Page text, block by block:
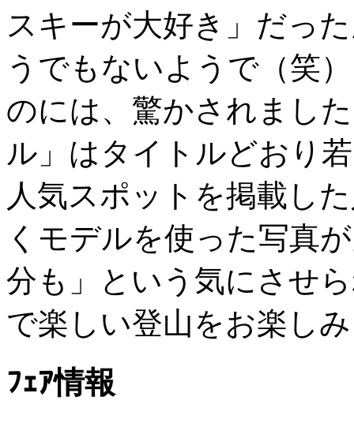
スキーが大好き」だっ
うでもないようで（笑
のには、驚かされまし
ル」はタイトルどおり
人気スポットを掲載し
くモデルを使った写真
分も」という気にさせ
で楽しい登山をお楽し
ﾌｪｱ情報